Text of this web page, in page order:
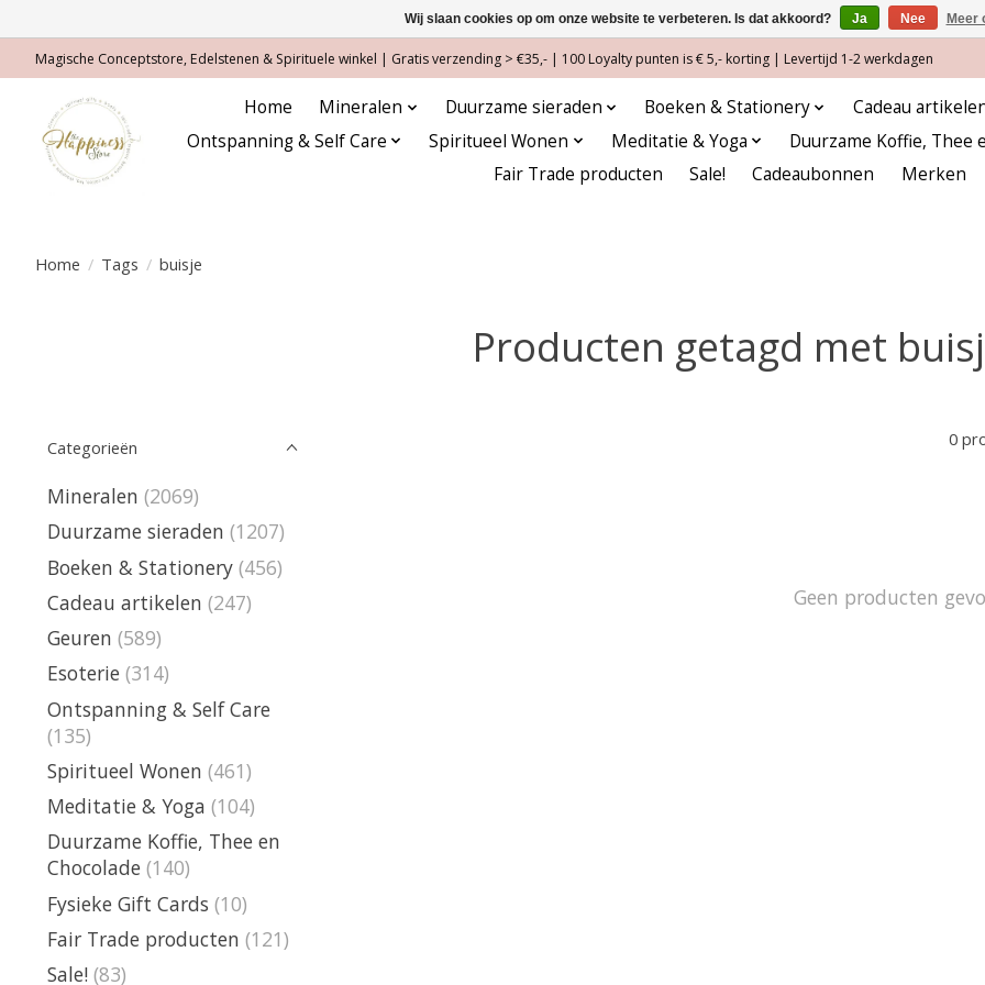
Magische Conceptstore, Edelstenen & Spirituele winkel | Gratis verzending > €35,- | 100 Loyalty punten is € 5,- korting | Levertijd 1-2 werkdagen
Home Mineralen Duurzame sieraden Boeken & Stationery Cadeau
Ontspanning & Self Care
Spiritueel Wonen Meditatie & Yoga Duurzame Koffie, Thee
Fair Trade producten
Sale! Cadeaubonnen Merken
Home / Tags / buisje
Producten getagd met
Categorieën
Mineralen (2069)
Duurzame sieraden (1207)
Boeken & Stationery (456)
Cadeau artikelen (247)
Geuren (589)
Esoterie (314)
Ontspanning & Self Care
(135)
Spiritueel Wonen (461)
Meditatie & Yoga (104)
Duurzame Koffie, Thee en
Chocolade (140)
Fysieke Gift Cards (10)
Fair Trade producten (121)
Sale! (83)
0
Geen producten
Wij slaan cookies op om onze website te verbeteren. Is dat akkoord? Ja Nee Meer